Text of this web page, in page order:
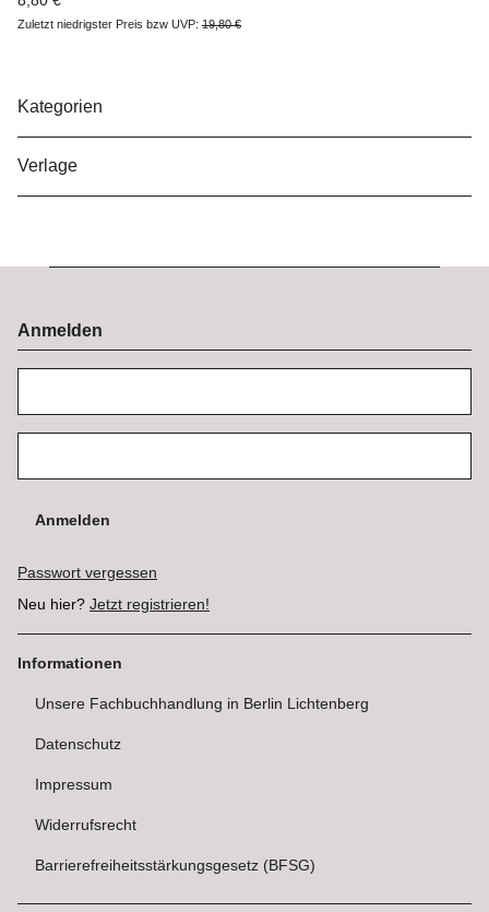
Zuletzt niedrigster Preis bzw UVP: 19,80 €
Kategorien
Verlage
Anmelden
Anmelden
Passwort vergessen
Neu hier? Jetzt registrieren!
Informationen
Unsere Fachbuchhandlung in Berlin Lichtenberg
Datenschutz
Impressum
Widerrufsrecht
Barrierefreiheitsstärkungsgesetz (BFSG)